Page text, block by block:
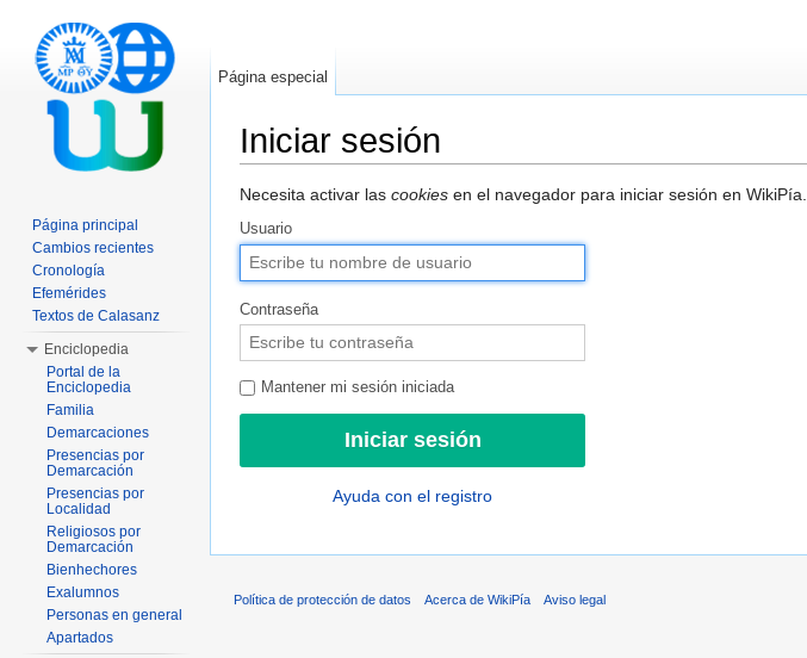
Iniciar sesión
Necesita activar las cookies en el navegador para iniciar sesión en WikiPía.
Usuario
Contraseña
Mantener mi sesión iniciada
Ayuda con el registro
Página especial
Página principal
Cambios recientes
Cronología
Efemérides
Textos de Calasanz
Enciclopedia
Portal de la
Enciclopedia
Familia
Demarcaciones
Presencias por
Demarcación
Presencias por
Localidad
Religiosos por
Demarcación
Bienhechores
Exalumnos
Personas en general
Apartados
Política de protección de datos Acerca de WikiPía Aviso legal